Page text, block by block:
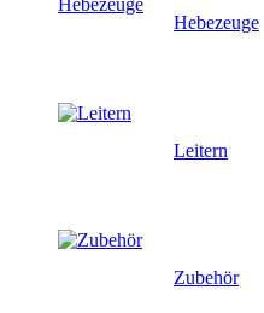
Hebezeuge
Leitern
Zubehör